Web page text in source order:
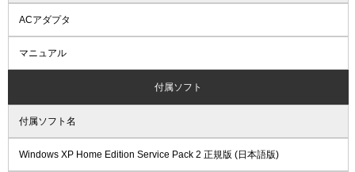
ACアダプタ
マニュアル
付属ソフト
付属ソフト名
Windows XP Home Edition Service Pack 2 正規版 (日本語版)